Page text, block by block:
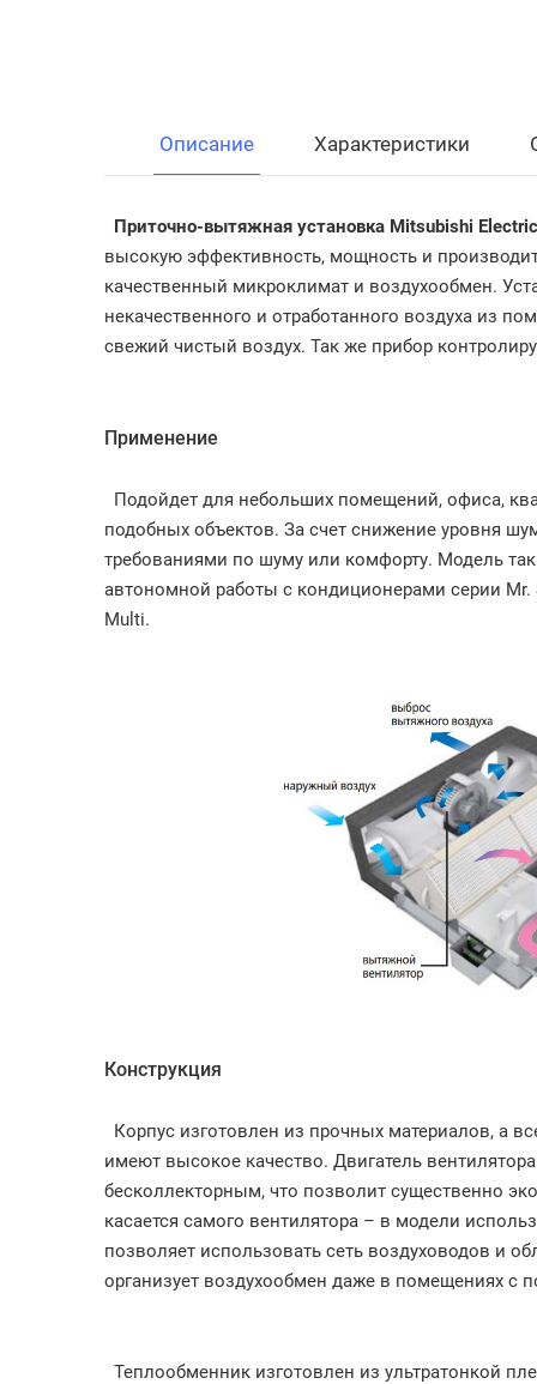
Описание Характеристики
Приточно-вытяжная установка Mitsubishi
высокую эффективность, мощность и
качественный микроклимат и воздухообмен.
некачественного и отработанного воздуха из
свежий чистый воздух. Так же прибор
Применение
Подойдет для небольших помещений, офиса,
подобных объектов. За счет снижение уровня
требованиями по шуму или комфорту. Модель
автономной работы с кондиционерами серии
Multi.
Конструкция
Корпус изготовлен из прочных материалов, а
имеют высокое качество. Двигатель
бесколлекторным, что позволит существенно
касается самого вентилятора – в модели
позволяет использовать сеть воздуховодов и
организует воздухообмен даже в помещениях с
Теплообменник изготовлен из ультратонкой